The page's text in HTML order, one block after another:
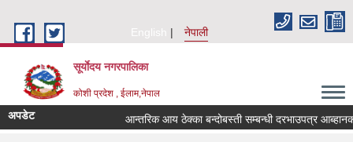
English
नेपाली
सूर्याेदय नगरपालिका
कोशी प्रदेश , ईलाम,नेपाल
अपडेट आन्तरिक आय ठेक्का बन्दोबस्ती सम्बन्धी दरभाउपत्र